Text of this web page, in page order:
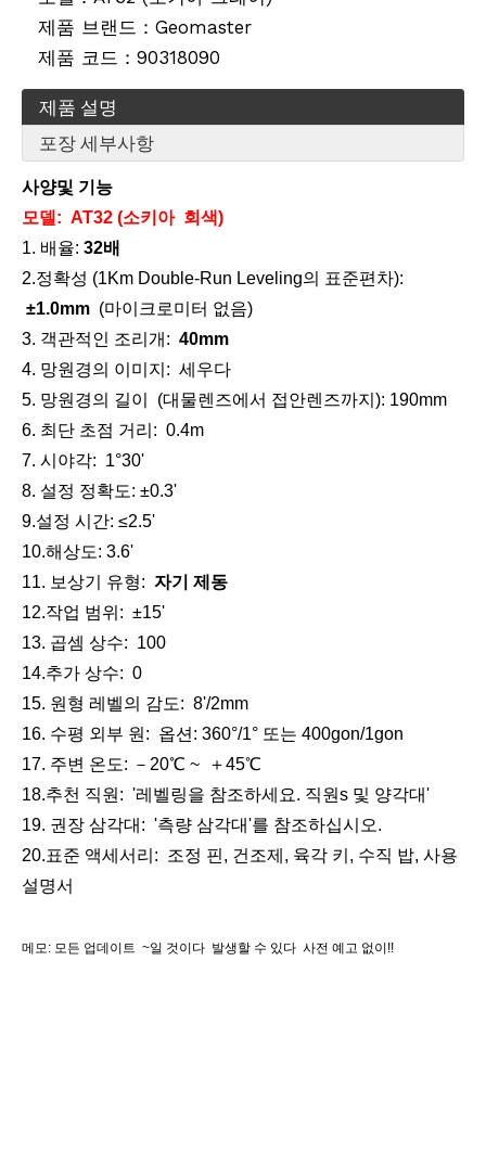
계약자 엘리베이터 삼각대(2.4m) 계약자 엘리베이터 삼각대(3.5m)
계약자 엘리베이터 삼각대(3.6m) 알카본 GPS 폴(8m)
제품 브랜드： Geomaster
제품 코드： 90318090
제품 설명
포장 세부사항
사양및 기능
모델: AT32 (소키아 회색)
1. 배율: 32배
2.정확성 (1Km Double-Run Leveling의 표준편차):
±1.0mm (마이크로미터 없음)
3. 객관적인 조리개: 40mm
4. 망원경의 이미지: 세우다
5. 망원경의 길이 (대물렌즈에서 접안렌즈까지): 190mm
6. 최단 초점 거리: 0.4m
7. 시야각: 1°30'
8. 설정 정확도: ±0.3'
9.설정 시간: ≤2.5'
10.해상도: 3.6'
11. 보상기 유형: 자기 제동
12.작업 범위: ±15'
13. 곱셈 상수: 100
14.추가 상수: 0
15. 원형 레벨의 감도: 8'/2mm
16. 수평 외부 원: 옵션: 360°/1° 또는 400gon/1gon
17. 주변 온도: － 20℃ ~ ＋45℃
18.추천 직원: '레벨링을 참조하세요. 직원s 및 양각대'
19. 권장 삼각대: '측량 삼각대'를 참조하십시오.
20.표준 액세서리: 조정 핀, 건조제, 육각 키, 수직 밥, 사용
설명서
메모: 모든 업데이트 ~일 것이다 발생할 수 있다 사전 예고 없이!!